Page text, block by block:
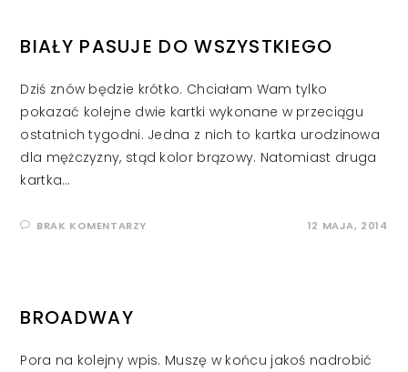
BIAŁY PASUJE DO WSZYSTKIEGO
Dziś znów będzie krótko. Chciałam Wam tylko
pokazać kolejne dwie kartki wykonane w przeciągu
ostatnich tygodni. Jedna z nich to kartka urodzinowa
dla mężczyzny, stąd kolor brązowy. Natomiast druga
kartka…
BRAK KOMENTARZY 12 MAJA, 2014
BROADWAY
Pora na kolejny wpis. Muszę w końcu jakoś nadrobić